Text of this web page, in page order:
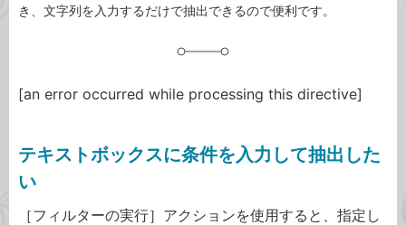
き、文字列を入力するだけで抽出できるので便利です。
[an error occurred while processing this directive]
テキストボックスに条件を入力して抽出した
い
［フィルターの実行］アクションを使用すると、指定し